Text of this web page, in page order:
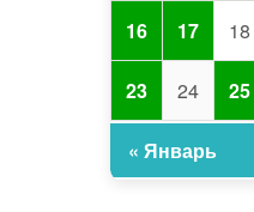
16 17 18
23 24 25
« Январь